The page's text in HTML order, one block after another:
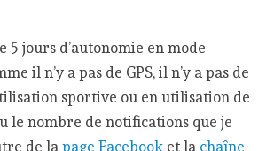
5 jours d’autonomie en mode
il n’y a pas de GPS, il n’y a pas de
sportive ou en utilisation de
le nombre de notifications que je
de lapage Facebook et la chaîne